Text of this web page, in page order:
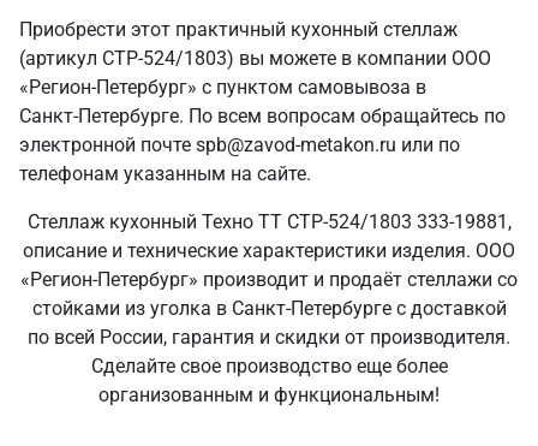
Приобрести этот практичный кухонный стеллаж
(артикул СТР-524/1803) вы можете в компании ООО
«Регион-Петербург» с пунктом самовывоза в
Санкт‑Петербурге. По всем вопросам обращайтесь по
электронной почте spb@zavod-metakon.ru или по
телефонам указанным на сайте.
Стеллаж кухонный Техно ТТ СТР-524/1803 333-19881,
описание и технические характеристики изделия. ООО
«Регион-Петербург» производит и продаёт стеллажи со
стойками из уголка в Санкт‑Петербурге с доставкой
по всей России, гарантия и скидки от производителя.
Сделайте свое производство еще более
организованным и функциональным!